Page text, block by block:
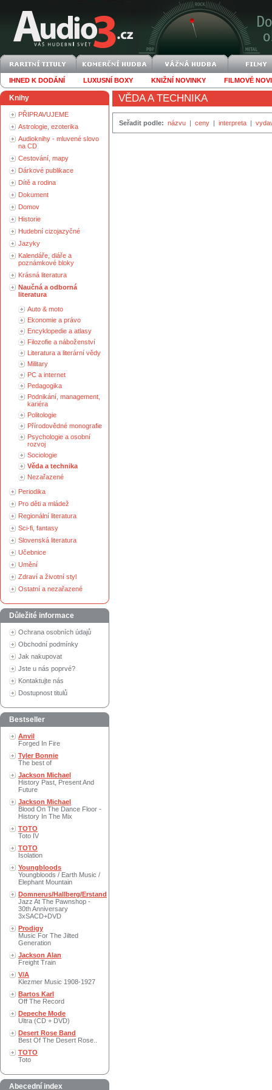
IHNED K DODÁNÍ LUXUSNÍ BOXY KNIŽNÍ NOVINKY FILMOVÉ
Knihy
PŘIPRAVUJEME
Astrologie, ezoterika
Audioknihy - mluvené slovo
na CD
Cestování, mapy
Dárkové publikace
Dítě a rodina
Dokument
Domov
Historie
Hudební cizojazyčné
Jazyky
Kalendáře, diáře a
poznámkové bloky
Krásná literatura
Naučná a odborná
literatura
Auto & moto
Ekonomie a právo
Encyklopedie a atlasy
Filozofie a náboženství
Literatura a literární vědy
Military
PC a internet
Pedagogika
Podnikání, management,
kariéra
Politologie
Přírodovědné monografie
Psychologie a osobní
rozvoj
Sociologie
Věda a technika
Nezařazené
Periodika
Pro děti a mládež
Regionální literatura
Sci-fi, fantasy
Slovenská literatura
Učebnice
Umění
Zdraví a životní styl
Ostatní a nezařazené
Důležité informace
Ochrana osobních údajů
Obchodní podmínky
Jak nakupovat
Jste u nás poprvé?
Kontaktujte nás
Dostupnost titulů
Bestseller
Anvil
Forged In Fire
Tyler Bonnie
The best of
Jackson Michael
History Past, Present And
Future
Jackson Michael
Blood On The Dance Floor -
History In The Mix
TOTO
Toto IV
TOTO
Isolation
Youngbloods
Youngbloods / Earth Music /
Elephant Mountain
Domnerus/Hallberg/Erstand
Jazz At The Pawnshop -
30th Anniversary
3xSACD+DVD
Prodigy
Music For The Jilted
Generation
Jackson Alan
Freight Train
V/A
Klezmer Music 1908-1927
Bartos Karl
Off The Record
Depeche Mode
Ultra (CD + DVD)
Desert Rose Band
Best Of The Desert Rose..
TOTO
Toto
Abecední index
VĚDA A TECHNIKA
Seřadit podle: názvu | ceny | interpreta |